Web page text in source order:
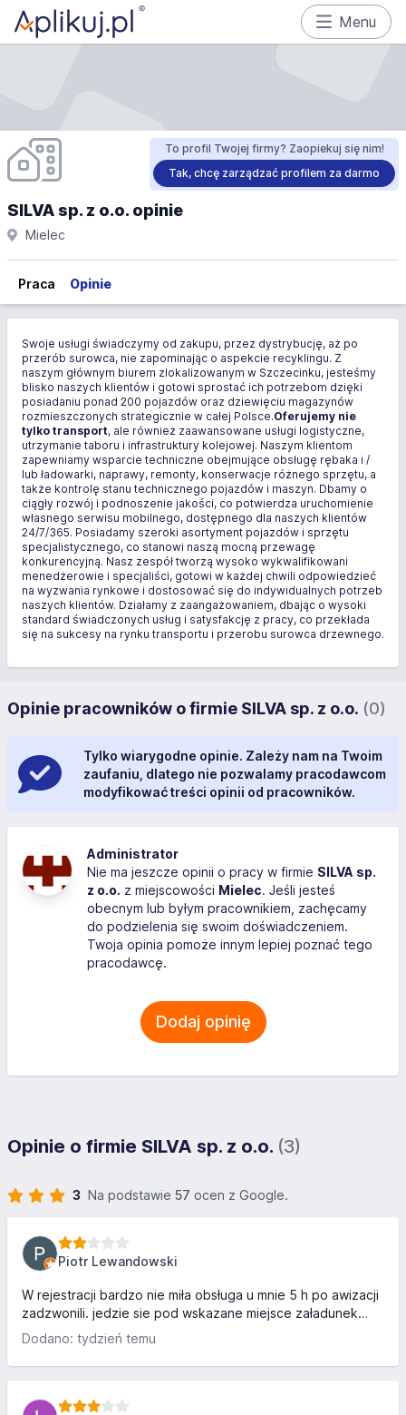
Menu
To profil Twojej firmy? Zaopiekuj się nim!
Tak, chcę zarządzać profilem za darmo
SILVA sp. z o.o. opinie
Mielec
Praca Opinie
Swoje usługi świadczymy od zakupu, przez dystrybucję, aż po
przerób surowca, nie zapominając o aspekcie recyklingu. Z
naszym głównym biurem zlokalizowanym w Szczecinku, jesteśmy
blisko naszych klientów i gotowi sprostać ich potrzebom dzięki
posiadaniu ponad 200 pojazdów oraz dziewięciu magazynów
rozmieszczonych strategicznie w całej Polsce.Oferujemy nie
tylko transport, ale również zaawansowane usługi logistyczne,
utrzymanie taboru i infrastruktury kolejowej. Naszym klientom
zapewniamy wsparcie techniczne obejmujące obsługę rębaka i /
lub ładowarki, naprawy, remonty, konserwacje różnego sprzętu, a
także kontrolę stanu technicznego pojazdów i maszyn. Dbamy o
ciągły rozwój i podnoszenie jakości, co potwierdza uruchomienie
własnego serwisu mobilnego, dostępnego dla naszych klientów
24/7/365. Posiadamy szeroki asortyment pojazdów i sprzętu
specjalistycznego, co stanowi naszą mocną przewagę
konkurencyjną. Nasz zespół tworzą wysoko wykwalifikowani
menedżerowie i specjaliści, gotowi w każdej chwili odpowiedzieć
na wyzwania rynkowe i dostosować się do indywidualnych potrzeb
naszych klientów. Działamy z zaangażowaniem, dbając o wysoki
standard świadczonych usług i satysfakcję z pracy, co przekłada
się na sukcesy na rynku transportu i przerobu surowca drzewnego.
Opinie pracowników o firmie SILVA sp. z o.o. (0)
Tylko wiarygodne opinie. Zależy nam na Twoim
zaufaniu, dlatego nie pozwalamy pracodawcom
modyfikować treści opinii od pracowników.
Administrator
Nie ma jeszcze opinii o pracy w firmie SILVA sp.
z o.o. z miejscowości Mielec. Jeśli jesteś
obecnym lub byłym pracownikiem, zachęcamy
do podzielenia się swoim doświadczeniem.
Twoja opinia pomoże innym lepiej poznać tego
pracodawcę.
Dodaj opinię
Opinie o firmie SILVA sp. z o.o. (3)
3 Na podstawie 57 ocen z Google.
Piotr Lewandowski
W rejestracji bardzo nie miła obsługa u mnie 5 h po awizacji
zadzwonili. jedzie sie pod wskazane miejsce załadunek
bokiem na zewnątrz deszcz śnieg ich to nie obchodzi
później po papiery następny obrażony że musi przyjść do
pracy łysy z brodą nie polecam parking jest ale ciężko o
Dodano: tydzień temu